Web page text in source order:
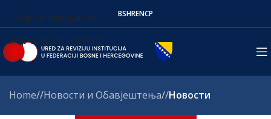
Skip to navigation
Skip to main content
BSHRENСР
Home/ Новости и Обавјештења/ Новости